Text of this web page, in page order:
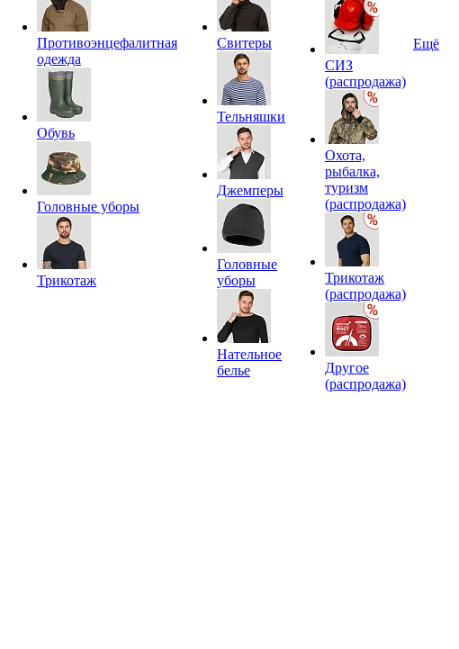
Противоэнцефалитная
одежда
Обувь
Головные уборы
Трикотаж
Свитеры
Тельняшки
Джемперы
Головные
уборы
Нательное
белье
СИЗ
(распродажа)
Охота,
рыбалка,
туризм
(распродажа)
Трикотаж
(распродажа)
Другое
(распродажа)
Ещё